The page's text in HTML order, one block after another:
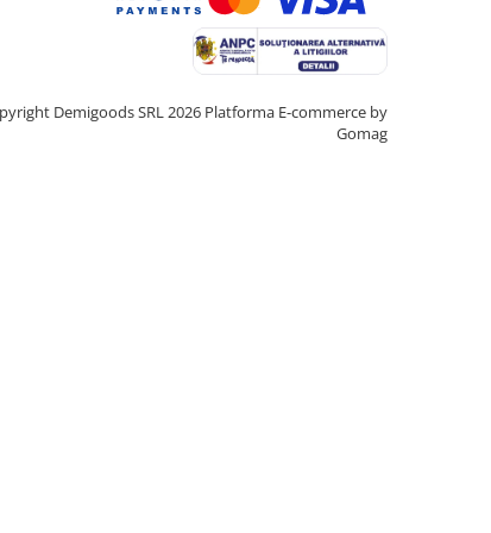
Demigoods SRL 2026 Platforma E-commerce by
Gomag